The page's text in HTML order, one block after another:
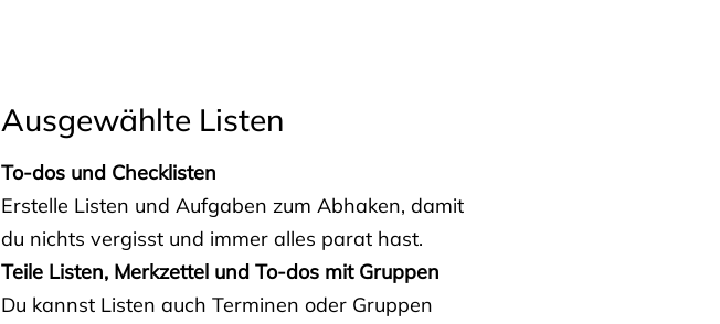
Ausgewählte Listen
To-dos und Checklisten
Erstelle Listen und Aufgaben zum Abhaken, damit
du nichts vergisst und immer alles parat hast.
Teile Listen, Merkzettel und To-dos mit Gruppen
Du kannst Listen auch Terminen oder Gruppen